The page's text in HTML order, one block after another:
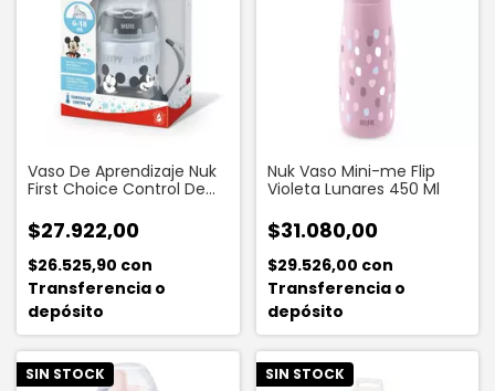
Vaso De Aprendizaje Nuk
First Choice Control De
Mouse Gris X 150 Ml
$27.922,00
$26.525,90 con
Transferencia o
depósito
Nuk Vaso Mini-me Flip
Violeta Lunares 450 Ml
$31.080,00
$29.526,00 con
Transferencia o
depósito
SIN STOCK SIN STOCK